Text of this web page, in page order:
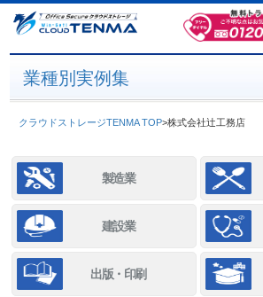
業種別実例集
クラウドストレージTENMA TOP>株式会社辻工務店
製造業
建設業
出版・印刷